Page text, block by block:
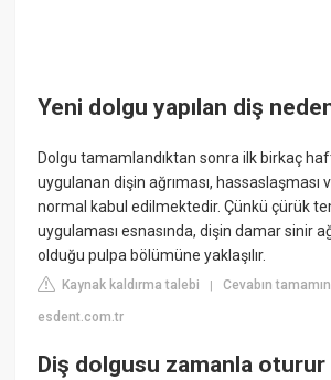
Yeni dolgu yapılan diş
Dolgu tamamlandıktan sonra ilk birkaç
uygulanan dişin ağrıması, hassaslaşması
normal kabul edilmektedir. Çünkü çürük
uygulaması esnasında, dişin damar sinir
olduğu pulpa bölümüne yaklaşılır.
Kaynak kaldırma talebi |Cevabın
esdent.com.tr
Diş dolgusu zamanla oturur